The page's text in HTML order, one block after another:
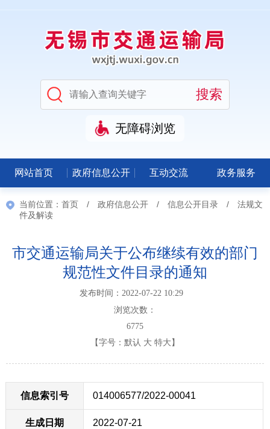
无障碍浏览
网站首页 政府信息公开 互动交流 政务服务
当前位置： 首页 / 政府信息公开 / 信息公开目录 /
法规文
件及解读
市交通运输局关于公布继续有效的部门
规范性文件目录的通知
发布时间：2022-07-22 10:29
浏览次数：
6775
【字号： 默认 大 特大 】
信息索引号 014006577/2022-00041
生成日期 2022-07-21